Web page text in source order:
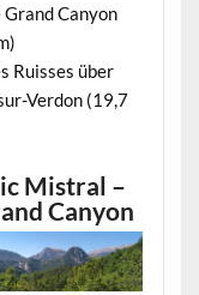
Grand Canyon
Ruisses über
Verdon (19,7
Mistral –
Canyon